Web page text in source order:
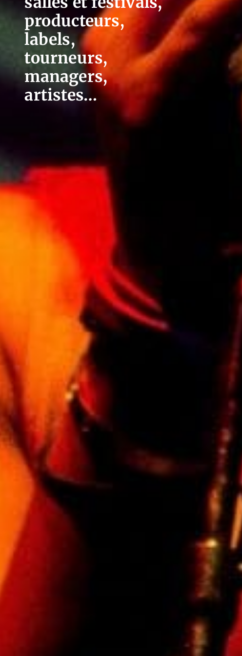
producteurs,
labels,
tourneurs,
managers,
artistes…